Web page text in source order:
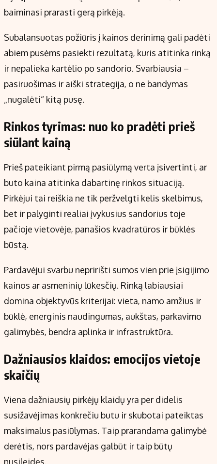
baiminasi prarasti gerą pirkėją.
Subalansuotas požiūris į kainos derinimą gali padėti
abiem pusėms pasiekti rezultatą, kuris atitinka rinką
ir nepalieka kartėlio po sandorio. Svarbiausia –
pasiruošimas ir aiški strategija, o ne bandymas
„nugalėti“ kitą pusę.
Rinkos tyrimas: nuo ko pradėti prieš
siūlant kainą
Prieš pateikiant pirmą pasiūlymą verta įsivertinti, ar
buto kaina atitinka dabartinę rinkos situaciją.
Pirkėjui tai reiškia ne tik peržvelgti kelis skelbimus,
bet ir palyginti realiai įvykusius sandorius toje
pačioje vietovėje, panašios kvadratūros ir būklės
būstą.
Pardavėjui svarbu nepririšti sumos vien prie įsigijimo
kainos ar asmeninių lūkesčių. Rinką labiausiai
domina objektyvūs kriterijai: vieta, namo amžius ir
būklė, energinis naudingumas, aukštas, parkavimo
galimybės, bendra aplinka ir infrastruktūra.
Dažniausios klaidos: emocijos vietoje
skaičių
Viena dažniausių pirkėjų klaidų yra per didelis
susižavėjimas konkrečiu butu ir skubotai pateiktas
maksimalus pasiūlymas. Taip prarandama galimybė
derėtis, nors pardavėjas galbūt ir taip būtų
nusileidęs.